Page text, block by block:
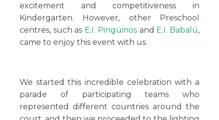
excitement and competitiveness in
Kindergarten. However, other Preschool
centres, such as E.I. Pingüinosand E.I. Babalú,
came to enjoy this event with us.
We started this incredible celebration with a
parade of participating teams who
represented different countries around the